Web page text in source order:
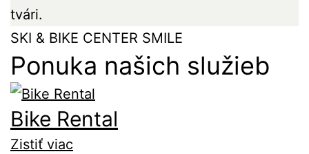
tvári.
SKI & BIKE CENTER SMILE
Ponuka našich služieb
Bike Rental
Zistiť viac